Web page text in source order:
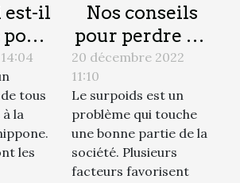
est-il
?
tous
la
les
Nos conseils
pour perdre du
poids
efficacement
20 décembre 2022
11:10
Le surpoids est un
problème qui touche
une bonne partie de la
société. Plusieurs
facteurs favorisent